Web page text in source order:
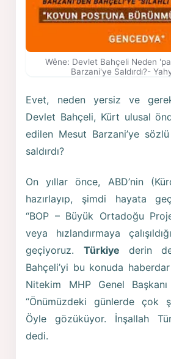
Wêne: Devlet Bahçeli Neden
Barzani'ye Saldırdı?-
Evet, neden yersiz ve
Devlet Bahçeli, Kürt ulusal
edilen Mesut Barzani’ye
saldırdı?
On yıllar önce, ABD’nin
hazırlayıp, şimdi hayata
“BOP – Büyük Ortadoğu
veya hızlandırmaya
geçiyoruz. Türkiye derin
Bahçeli’yi bu konuda
Nitekim MHP Genel
“Önümüzdeki günlerde çok
Öyle gözüküyor. İnşallah
dedi.